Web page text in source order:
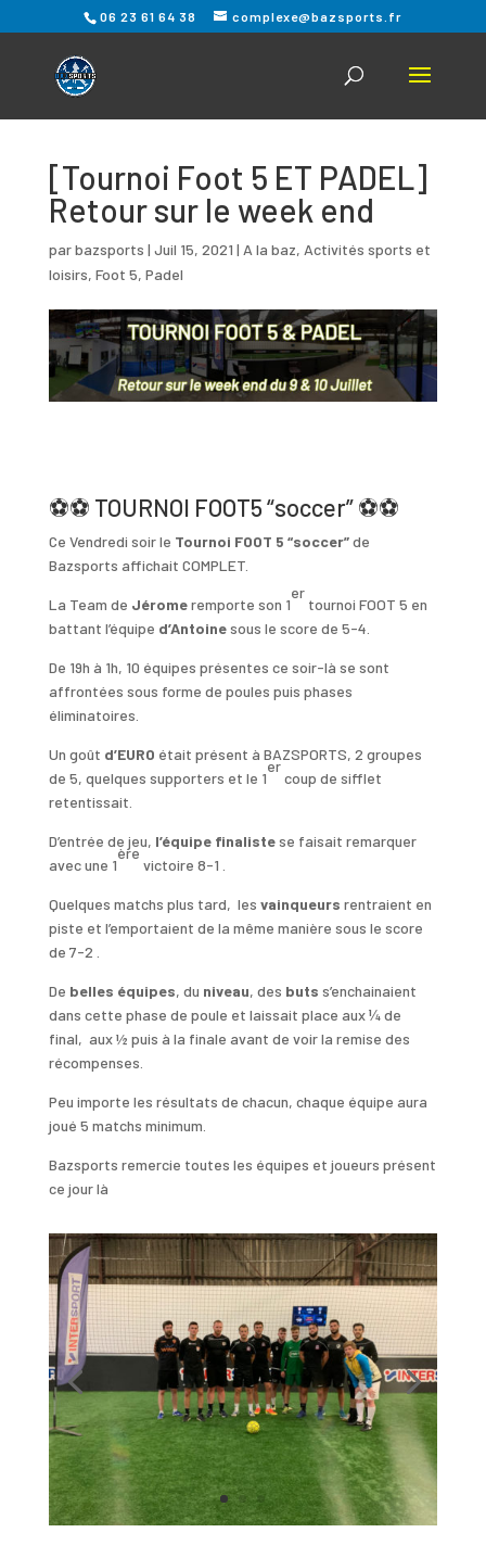
06 23 61 64 38 complexe@bazsports.fr
[Tournoi Foot 5 ET PADEL]
Retour sur le week end
parbazsports | Juil 15, 2021 | A la baz, Activités sports et
loisirs, Foot 5, Padel
⚽️⚽️ TOURNOI FOOT5 “soccer”⚽️⚽️
Ce Vendredi soir le Tournoi FOOT 5 “soccer”de
Bazsports affichait COMPLET.
La Team de Jéromeremporte son 1
er
tournoi FOOT 5 en
battant l’équipe d’Antoinesous le score de 5-4.
De 19h à 1h, 10 équipes présentes ce soir-là se sont
affrontées sous forme de poules puis phases
éliminatoires.
Un goût d’EURO était présent à BAZSPORTS, 2 groupes
de 5, quelques supporters et le 1
er
coup de sifflet
retentissait.
D’entrée de jeu, l’équipe finalistese faisait remarquer
avec une 1
ère
victoire 8-1 .
Quelques matchs plus tard, les vainqueurs rentraient en
piste et l’emportaient de la même manière sous le score
de 7-2 .
De belles équipes, du niveau, des buts s’enchainaient
dans cette phase de poule et laissait place aux ¼ de
final, aux ½ puis à la finale avant de voir la remise des
récompenses.
Peu importe les résultats de chacun, chaque équipe aura
joué 5 matchs minimum.
Bazsports remercie toutes les équipes et joueurs présent
ce jour là